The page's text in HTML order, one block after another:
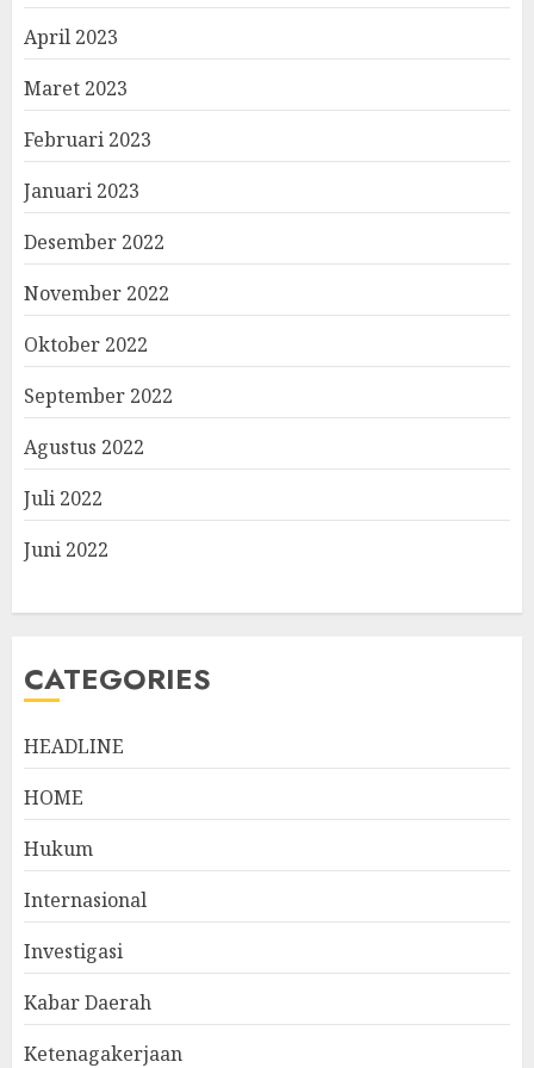
April 2023
Maret 2023
Februari 2023
Januari 2023
Desember 2022
November 2022
Oktober 2022
September 2022
Agustus 2022
Juli 2022
Juni 2022
CATEGORIES
HEADLINE
HOME
Hukum
Internasional
Investigasi
Kabar Daerah
Ketenagakerjaan